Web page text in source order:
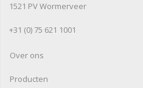
1521 PV Wormerveer
+31 (0) 75 621 1001
Over ons
Producten